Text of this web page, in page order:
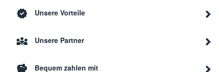
Unsere Vorteile
Unsere Partner
Bequem zahlen mit